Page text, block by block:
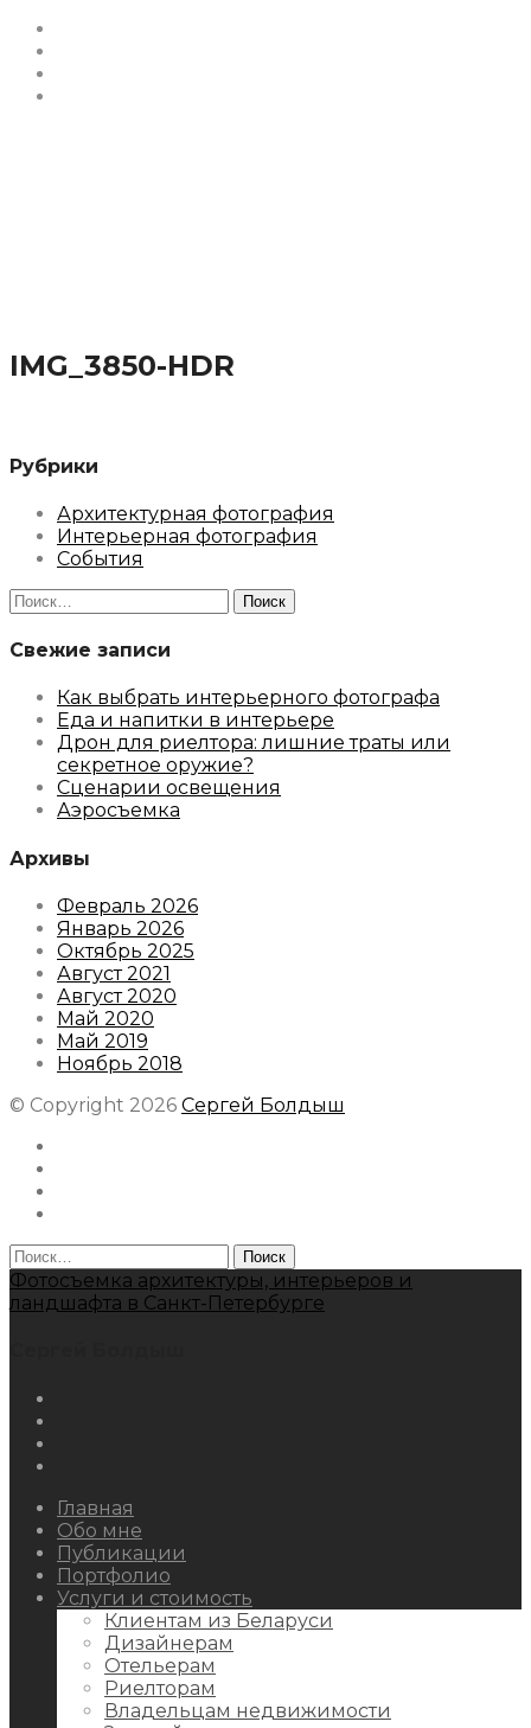
IMG_3850-HDR
Рубрики
Архитектурная фотография
Интерьерная фотография
События
Найти:
Свежие записи
Как выбрать интерьерного фотографа
Еда и напитки в интерьере
Дрон для риелтора: лишние траты или
секретное оружие?
Сценарии освещения
Аэросъемка
Архивы
Февраль 2026
Январь 2026
Октябрь 2025
Август 2021
Август 2020
Май 2020
Май 2019
Ноябрь 2018
© Copyright 2026 Сергей Болдыш
Найти:
Фотосъемка архитектуры, интерьеров и
ландшафта в Санкт-Петербурге
Главная
Обо мне
Публикации
Портфолио
Услуги и стоимость
Клиентам из Беларуси
Дизайнерам
Отельерам
Риелторам
Владельцам недвижимости